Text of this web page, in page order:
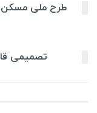
طرح ملی مسکن
تصمیمی